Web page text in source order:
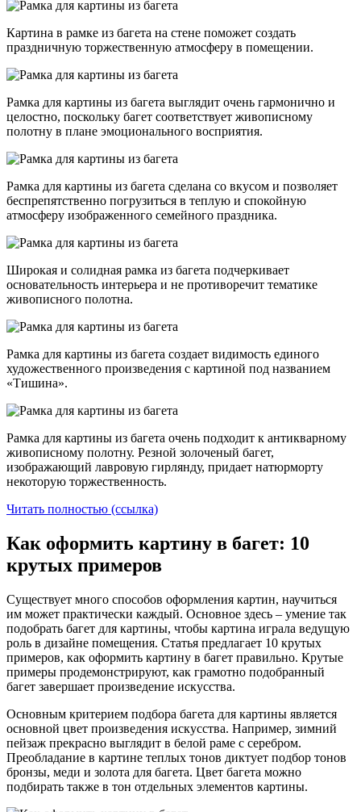
Картина в рамке из багета на стене поможет создать
праздничную торжественную атмосферу в помещении.
Рамка для картины из багета выглядит очень гармонично и
целостно, поскольку багет соответствует живописному
полотну в плане эмоционального восприятия.
Рамка для картины из багета сделана со вкусом и позволяет
беспрепятственно погрузиться в теплую и спокойную
атмосферу изображенного семейного праздника.
Широкая и солидная рамка из багета подчеркивает
основательность интерьера и не противоречит тематике
живописного полотна.
Рамка для картины из багета создает видимость единого
художественного произведения с картиной под названием
«Тишина».
Рамка для картины из багета очень подходит к антикварному
живописному полотну. Резной золоченый багет,
изображающий лавровую гирлянду, придает натюрморту
некоторую торжественность.
Читать полностью (ссылка)
Как оформить картину в багет: 10
крутых примеров
Существует много способов оформления картин, научиться
им может практически каждый. Основное здесь – умение так
подобрать багет для картины, чтобы картина играла ведущую
роль в дизайне помещения. Статья предлагает 10 крутых
примеров, как оформить картину в багет правильно. Крутые
примеры продемонстрируют, как грамотно подобранный
багет завершает произведение искусства.
Основным критерием подбора багета для картины является
основной цвет произведения искусства. Например, зимний
пейзаж прекрасно выглядит в белой раме с серебром.
Преобладание в картине теплых тонов диктует подбор тонов
бронзы, меди и золота для багета. Цвет багета можно
подбирать также в тон отдельных элементов картины.